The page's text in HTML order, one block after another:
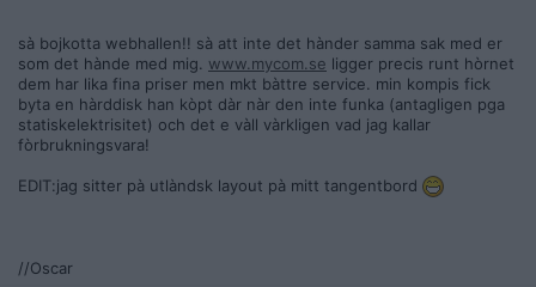
sà bojkotta webhallen!! sà att inte det hànder samma sak med er
som det hànde med mig. www.mycom.se ligger precis runt hòrnet
dem har lika fina priser men mkt bàttre service. min kompis fick
byta en hàrddisk han kòpt dàr nàr den inte funka (antagligen pga
statiskelektrisitet) och det e vàll vàrkligen vad jag kallar
fòrbrukningsvara!
EDIT:jag sitter pà utlàndsk layout pà mitt tangentbord
//Oscar